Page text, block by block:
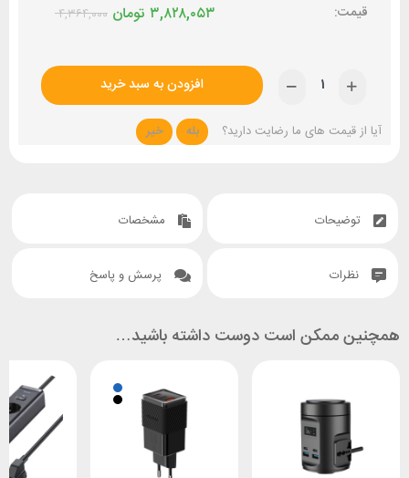
۴,۳۶۴,۰۰۰ تومان ۳,۸۲۸,۰۵۳
افزودن به سبد خرید
آیا از قیمت های ما رضایت دارید؟ بله خیر
توضیحات مشخصات
نظرات پرسش و پاسخ
همچنین ممکن است دوست داشته باشید…